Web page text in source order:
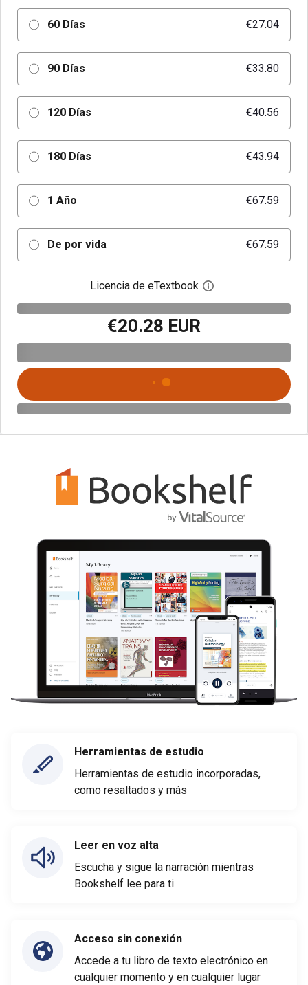
60 Días €27.04
90 Días €33.80
120 Días €40.56
180 Días €43.94
1 Año €67.59
De por vida €67.59
Licencia de eTextbook Abre el cuadro de
€20.28 EUR
Herramientas de estudio
Herramientas de estudio incorporadas,
como resaltados y más
Leer en voz alta
Escucha y sigue la narración mientras
Bookshelf lee para ti
Acceso sin conexión
Accede a tu libro de texto electrónico en
cualquier momento y en cualquier lugar